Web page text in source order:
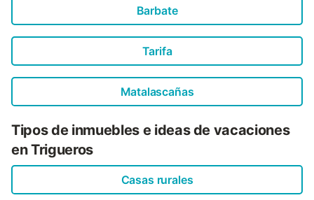
Barbate
Tarifa
Matalascañas
Tipos de inmuebles e ideas de vacaciones
en Trigueros
Casas rurales